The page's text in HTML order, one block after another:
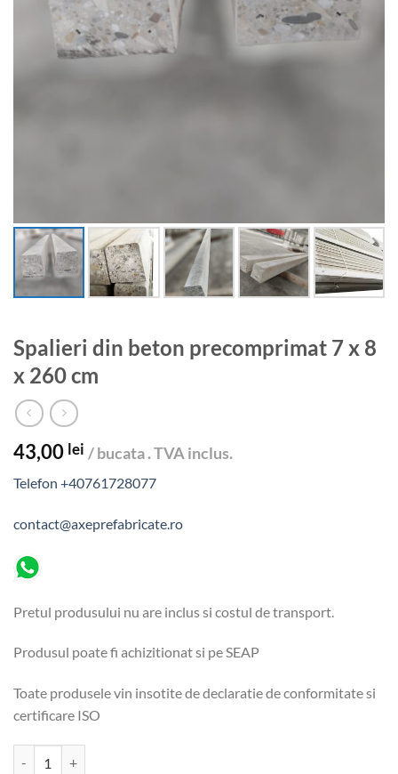
Spalieri din beton precomprimat 7 x 8
x 260 cm
43,00 lei / bucata . TVA inclus.
Telefon +40761728077
contact@axeprefabricate.ro
Pretul produsului nu are inclus si costul de transport.
Produsul poate fi achizitionat si pe SEAP
Toate produsele vin insotite de declaratie de conformitate si
certificare ISO